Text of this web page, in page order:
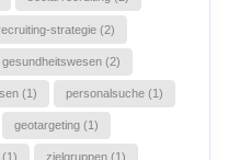
strategie (2)
gesundheitswesen (2)
(1) personalsuche (1)
geotargeting (1)
(1) zielgruppen (1)